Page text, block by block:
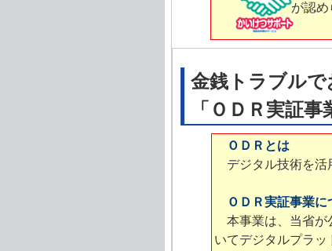
が認め
金銭トラブル
「ＯＤＲ実証事
ＯＤＲとは
デジタル技術を活
ＯＤＲ実証事業に
本事業は、当省が
いてデジタルプラッ